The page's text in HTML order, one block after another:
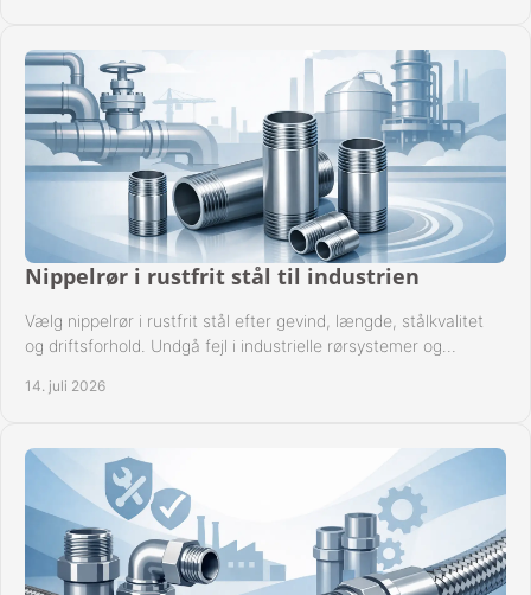
Nippelrør i rustfrit stål til industrien
Vælg nippelrør i rustfrit stål efter gevind, længde, stålkvalitet
og driftsforhold. Undgå fejl i industrielle rørsystemer og
14. juli 2026